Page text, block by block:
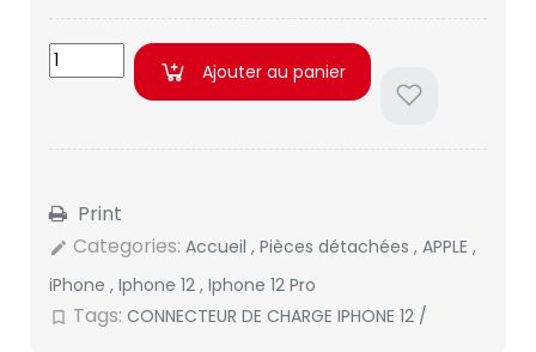
Ajouter au panier
Print
edit Categories: Accueil , Pièces détachées , APPLE ,
iPhone , Iphone 12 , Iphone 12 Pro
bookmark_border Tags: CONNECTEUR DE CHARGE IPHONE 12 /